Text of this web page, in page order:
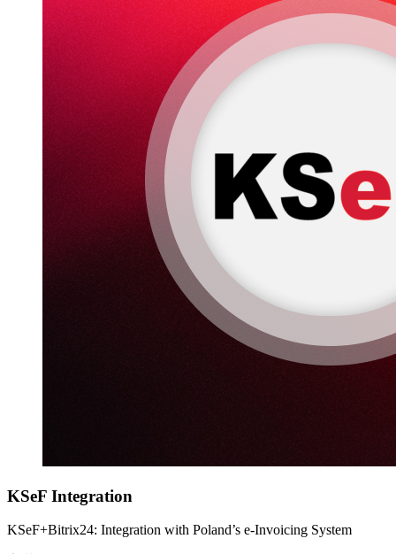
KSeF Integration
KSeF+Bitrix24: Integration with Poland’s e-Invoicing System